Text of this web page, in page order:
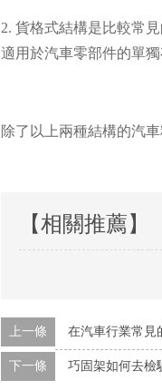
2. 貨格式結構是比較常
適用於汽車零部件的單
除了以上兩種結構的汽
【相關推薦】
上一條 在汽車行業常見
下一條 巧固架如何去檢